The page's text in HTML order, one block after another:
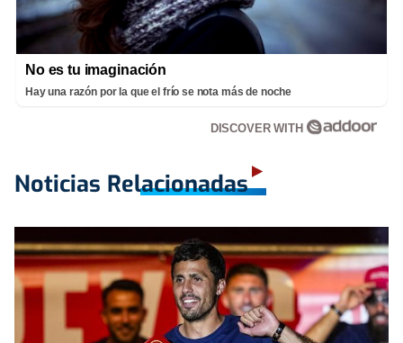
No es tu imaginación
Hay una razón por la que el frío se nota más de noche
DISCOVER WITH
Noticias Relacionadas